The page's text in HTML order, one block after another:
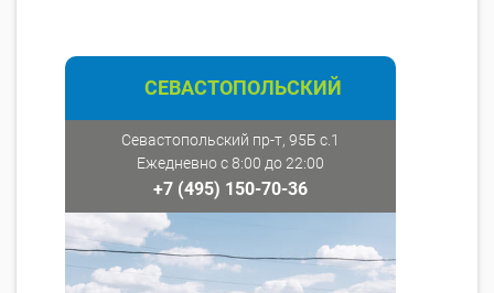
СЕВАСТОПОЛЬСКИЙ
Севастопольский пр-т, 95Б с.1
Ежедневно с 8:00 до 22:00
+7 (495) 150-70-36